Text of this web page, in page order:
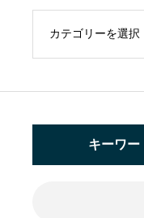
キーワー